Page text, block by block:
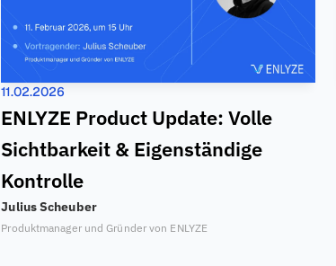
11.02.2026
ENLYZE Product Update: Volle
Sichtbarkeit & Eigenständige
Kontrolle
Julius Scheuber
Produktmanager und Gründer von ENLYZE